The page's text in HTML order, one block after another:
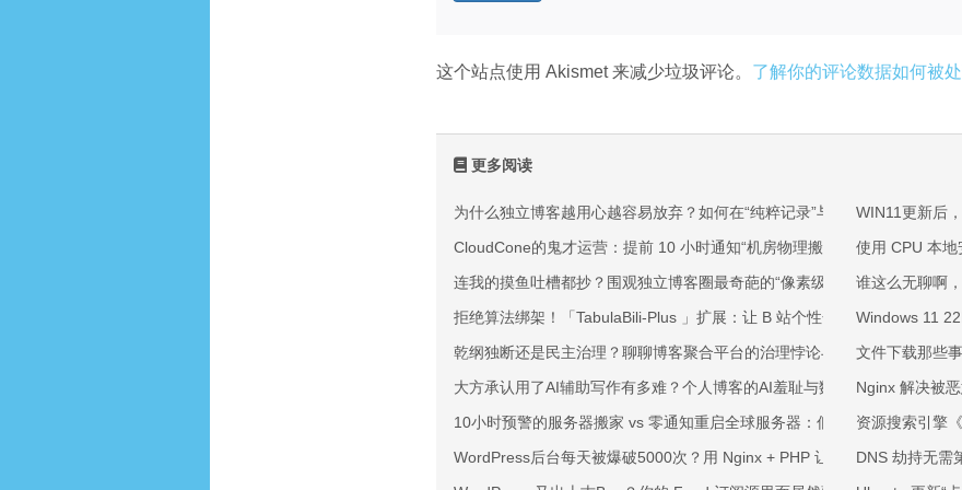
这个站点使用 Akismet 来减少垃圾评论。 了解你的评论数据如何被
更多阅读
为什么独立博客越用心越容易放弃？如何在“纯粹记录”与“理直气壮恰饭”间
CloudCone的鬼才运营：提前 10 小时通知“机房物理搬迁”，还说不服不给
连我的摸鱼吐槽都抄？围观独立博客圈最奇葩的“像素级搬运工”
拒绝算法绑架！「TabulaBili-Plus 」扩展：让 B 站个性化推荐算法“彻底失
乾纲独断还是民主治理？聊聊博客聚合平台的治理悖论与无解之痛
大方承认用了AI辅助写作有多难？个人博客的AI羞耻与数字诚信
10小时预警的服务器搬家 vs 零通知重启全球服务器：低价 VPS 界的操作
WordPress后台每天被爆破5000次？用 Nginx + PHP 让 WordPress 登录页
WIN11更新后
使用 CPU 本
谁这么无聊啊
Windows 11
文件下载那些
Nginx 解决被
资源搜索引擎
DNS 劫持无需